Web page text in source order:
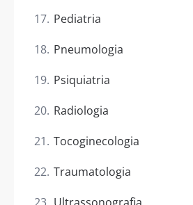
Pediatria
Pneumologia
Psiquiatria
Radiologia
Tocoginecologia
Traumatologia